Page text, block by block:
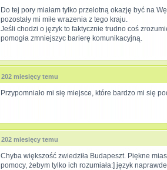
Do tej pory miałam tylko przelotną okazję być na
pozostały mi miłe wrazenia z tego kraju.
Jeśli chodzi o język to faktycznie trudno coś
pomogła zmniejszyc barierę komunikacyjną.
202 miesięcy temu
Przypomniało mi się miejsce, które bardzo mi się
202 miesięcy temu
Chyba większość zwiedziła Budapeszt. Piękne
pomocy, żebym tylko ich rozumiała:] język